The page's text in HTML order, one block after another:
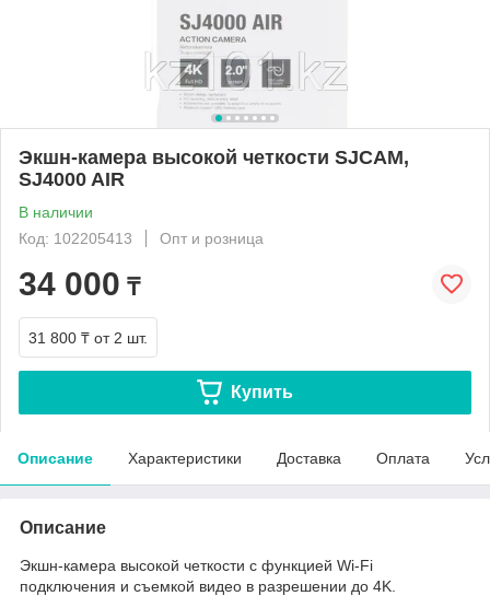
Экшн-камера высокой четкости SJCAM,
SJ4000 AIR
В наличии
Код: 102205413
Опт и розница
34 000 ₸
31 800 ₸ от 2 шт.
Купить
Описание Характеристики Доставка Оплата
Описание
Экшн-камера высокой четкости с функцией Wi-Fi
подключения и съемкой видео в разрешении до 4K.